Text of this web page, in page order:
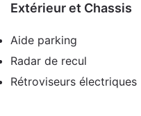
Extérieur et Chassis
Aide parking
Radar de recul
Rétroviseurs électriques